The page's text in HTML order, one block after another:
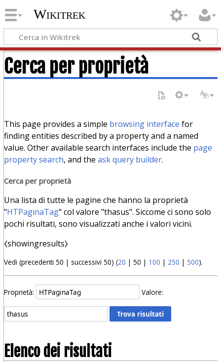
Wikitrek
Cerca per proprietà
This page provides a simple browsing interface for
finding entities described by a property and a named
value. Other available search interfaces include the page
property search, and the ask query builder.
Cerca per proprietà
Una lista di tutte le pagine che hanno la proprietà
"HTPaginaTag" col valore "thasus". Siccome ci sono solo
pochi risultati, sono visualizzati anche i valori vicini.
⧼showingresults⧽
Vedi (precedenti 50 | successivi 50) (20 | 50 | 100 | 250 | 500).
Proprietà: Valore:
Elenco dei risultati